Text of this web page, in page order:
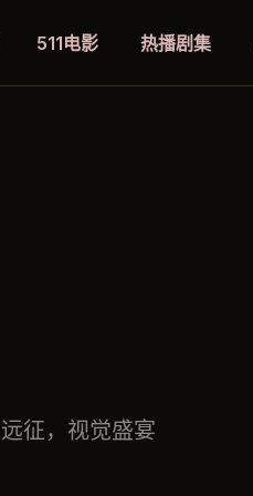
511电影 热播剧集
征，视觉盛宴